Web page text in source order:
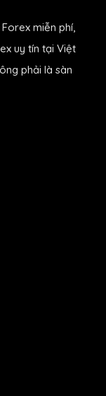
miễn phí,
uy tín tại Việt
phải là sàn